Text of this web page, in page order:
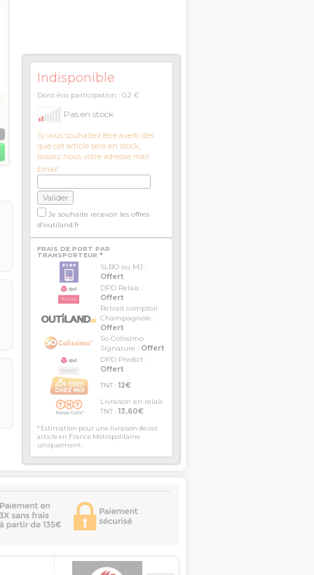
Indisponible
Dont éco participation : 0.2 €
Pas en stock
Si vous souhaitez être averti dès
que cet article sera en stock,
laissez nous votre adresse mail.
Email :
Je souhaite recevoir les offres
d'outiland.fr
FRAIS DE PORT PAR
TRANSPORTEUR *
SLBO ou MJ :
Offert
DPD Relais :
Offert
Retrait comptoir
Champagnole :
Offert
So Colissimo
Signature : Offert
DPD Predict :
Offert
TNT :12€
Livraison en relais
TNT :13,60€
* Estimation pour une livraison de cet
article en France Métropolitaine
uniquement.